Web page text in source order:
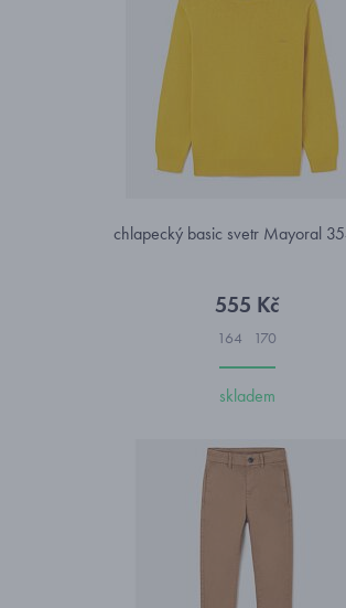
chlapecký basic svetr Mayoral
555 Kč
164 170
skladem